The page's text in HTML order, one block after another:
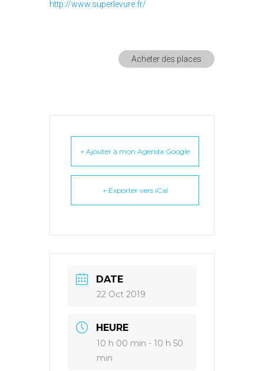
http://www.superlevure.fr/
Acheter des places
+ Ajouter à mon Agenda Google
+ Exporter vers iCal
DATE
22 Oct 2019
HEURE
10 h 00 min - 10 h 50
min